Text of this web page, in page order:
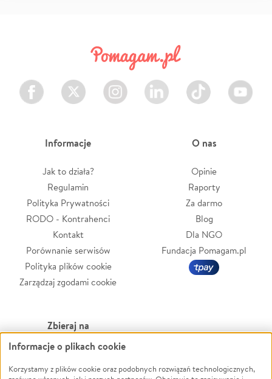
Facebook Twitter Instagram LinkedIn TikTok Youtube
Informacje
Jak to działa?
Regulamin
Polityka Prywatności
RODO - Kontrahenci
Kontakt
Porównanie serwisów
Polityka plików cookie
Zarządzaj zgodami cookie
O nas
Opinie
Raporty
Za darmo
Blog
Dla NGO
Fundacja Pomagam.pl
Zbieraj na
Leczenie
Zwierzęta
Powódź
Informacje o plikach cookie
Korzystamy z plików cookie oraz podobnych rozwiązań technologicznych,